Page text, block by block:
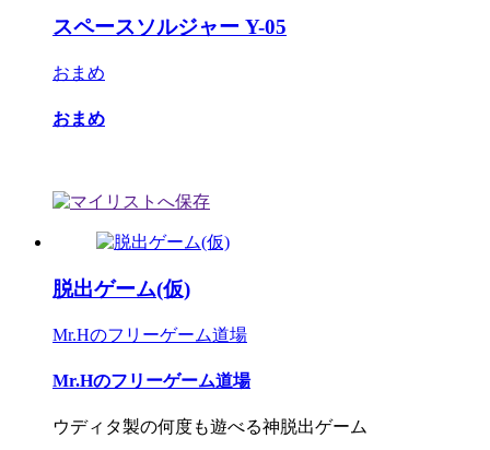
スペースソルジャー Y-05
おまめ
おまめ
脱出ゲーム(仮)
Mr.Hのフリーゲーム道場
Mr.Hのフリーゲーム道場
ウディタ製の何度も遊べる神脱出ゲーム